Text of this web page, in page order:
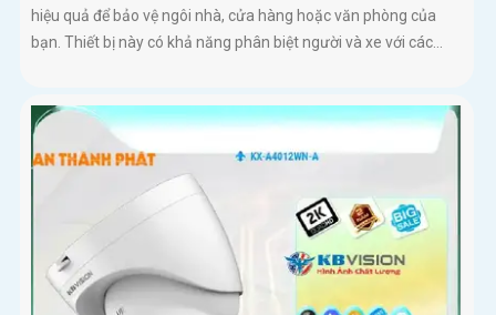
hiệu quả để bảo vệ ngôi nhà, cửa hàng hoặc văn phòng của
bạn. Thiết bị này có khả năng phân biệt người và xe với các...